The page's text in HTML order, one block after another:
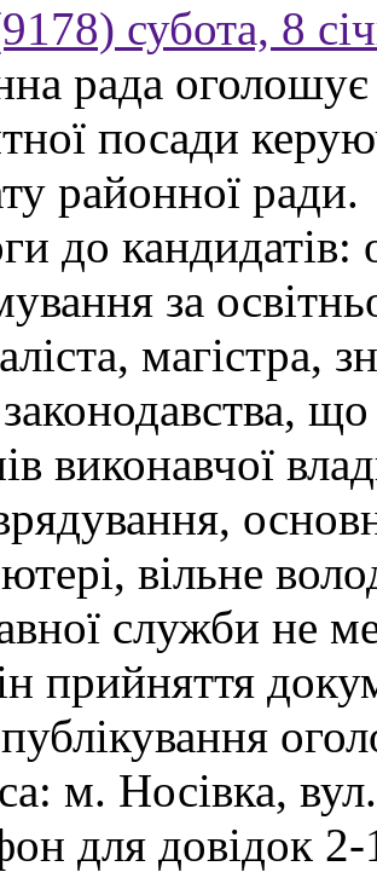
субота, 8
рада
посади
районної ради.
до кандидатів:
за
магістра,
законодавства,
виконавчої
вільне
служби не
прийняття
м. Носівка,
для довідок